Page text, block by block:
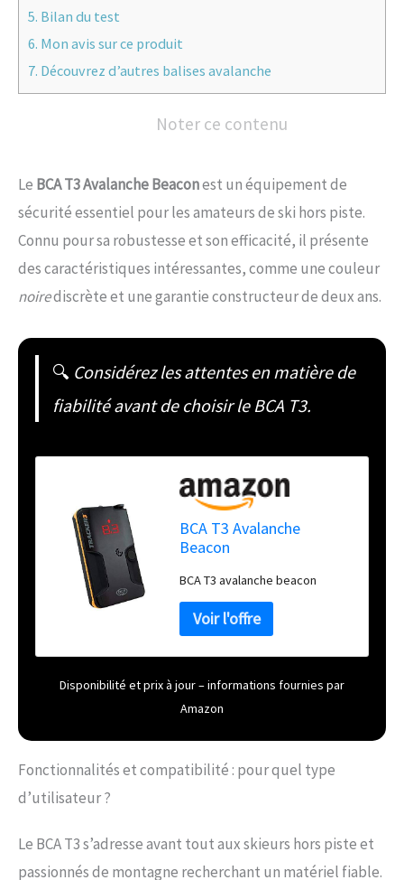
5. Bilan du test
6. Mon avis sur ce produit
7. Découvrez d’autres balises avalanche
Noter ce contenu
Le BCA T3 Avalanche Beaconest un équipement de
sécurité essentiel pour les amateurs de ski hors piste.
Connu pour sa robustesse et son efficacité, il présente
des caractéristiques intéressantes, comme une couleur
noirediscrète et une garantie constructeur de deux ans.
🔍 Considérez les attentes en matière de
fiabilité avant de choisir le BCA T3.
BCA T3 Avalanche
Beacon
BCA T3 avalanche beacon
Disponibilité et prix à jour – informations fournies par
Amazon
Fonctionnalités et compatibilité : pour quel type
d’utilisateur ?
Le BCA T3 s’adresse avant tout aux skieurs hors piste et
passionnés de montagne recherchant un matériel fiable.